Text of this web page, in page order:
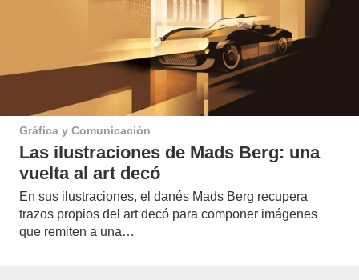
Gráfica y Comunicación
Las ilustraciones de Mads Berg: una
vuelta al art decó
En sus ilustraciones, el danés Mads Berg recupera
trazos propios del art decó para componer imágenes
que remiten a una…